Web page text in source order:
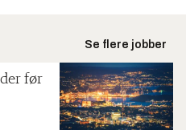
Se flere jobber
før